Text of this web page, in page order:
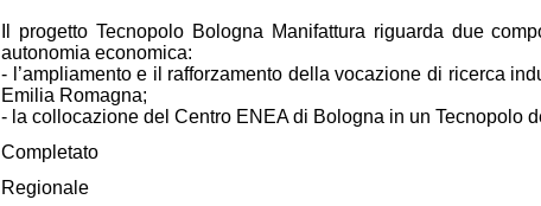
Il progetto Tecnopolo Bologna Manifattura riguarda due
autonomia economica:
- l’ampliamento e il rafforzamento della vocazione di ricerca
Emilia Romagna;
- la collocazione del Centro ENEA di Bologna in un Tecnopolo
Completato
Regionale